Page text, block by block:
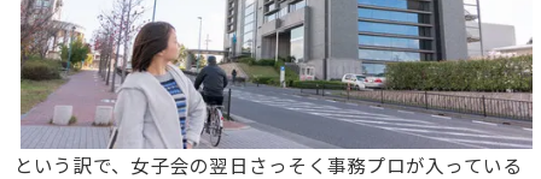
という訳で、女子会の翌日さっそく事務プロが入っている